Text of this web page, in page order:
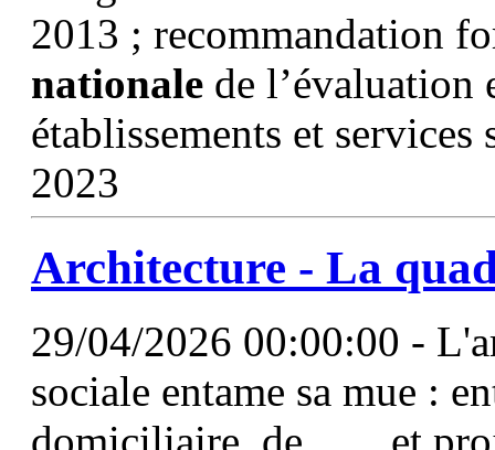
2013 ; recommandation
nationale de l’évaluation
établissements et
2023
Architecture - La
29/04/2026 00:00:00 -
sociale entame sa mue :